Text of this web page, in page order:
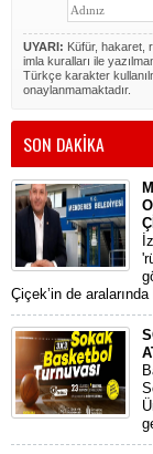
UYARI: Küfür, hakaret,
imla kuralları ile
Türkçe karakter
onaylanmamaktadır.
SON DAKİKA
Çiçek’in de